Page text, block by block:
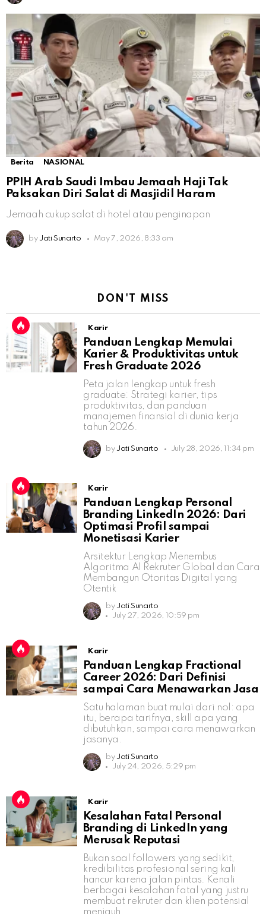
Berita NASIONAL
PPIH Arab Saudi Imbau Jemaah Haji Tak
Paksakan Diri Salat di Masjidil Haram
Jemaah cukup salat di hotel atau penginapan
by Jati Sunarto May 7, 2026, 8:33 am
DON'T MISS
Karir
Panduan Lengkap Memulai
Karier & Produktivitas untuk
Fresh Graduate 2026
Peta jalan lengkap untuk fresh
graduate: Strategi karier, tips
produktivitas, dan panduan
manajemen finansial di dunia kerja
tahun 2026.
by Jati Sunarto July 28, 2026, 11:34 pm
Karir
Panduan Lengkap Personal
Branding LinkedIn 2026: Dari
Optimasi Profil sampai
Monetisasi Karier
Arsitektur Lengkap Menembus
Algoritma AI Rekruter Global dan Cara
Membangun Otoritas Digital yang
Otentik
by Jati Sunarto
July 27, 2026, 10:59 pm
Karir
Panduan Lengkap Fractional
Career 2026: Dari Definisi
sampai Cara Menawarkan Jasa
Satu halaman buat mulai dari nol: apa
itu, berapa tarifnya, skill apa yang
dibutuhkan, sampai cara menawarkan
jasanya.
by Jati Sunarto
July 24, 2026, 5:29 pm
Karir
Kesalahan Fatal Personal
Branding di LinkedIn yang
Merusak Reputasi
Bukan soal followers yang sedikit,
kredibilitas profesional sering kali
hancur karena jalan pintas. Kenali
berbagai kesalahan fatal yang justru
membuat rekruter dan klien potensial